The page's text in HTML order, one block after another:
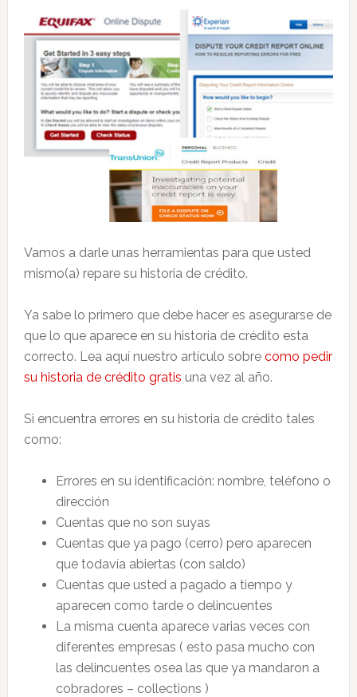
Vamos a darle unas herramientas para que usted
mismo(a) repare su historia de crédito.
Ya sabe lo primero que debe hacer es asegurarse de
que lo que aparece en su historia de crédito esta
correcto. Lea aquí nuestro artículo sobrecomo pedir
su historia de crédito gratis una vez al año.
Si encuentra errores en su historia de crédito tales
como:
Errores en su identificación: nombre, teléfono o
dirección
Cuentas que no son suyas
Cuentas que ya pago (cerro) pero aparecen
que todavía abiertas (con saldo)
Cuentas que usted a pagado a tiempo y
aparecen como tarde o delincuentes
La misma cuenta aparece varias veces con
diferentes empresas ( esto pasa mucho con
las delincuentes osea las que ya mandaron a
cobradores – collections )